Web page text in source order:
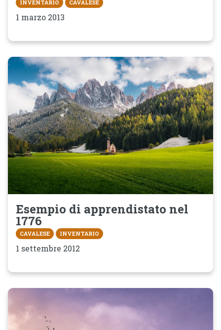
INVENTARIO CAVALESE
1 marzo 2013
Esempio di apprendistato nel
1776
CAVALESE INVENTARIO
1 settembre 2012